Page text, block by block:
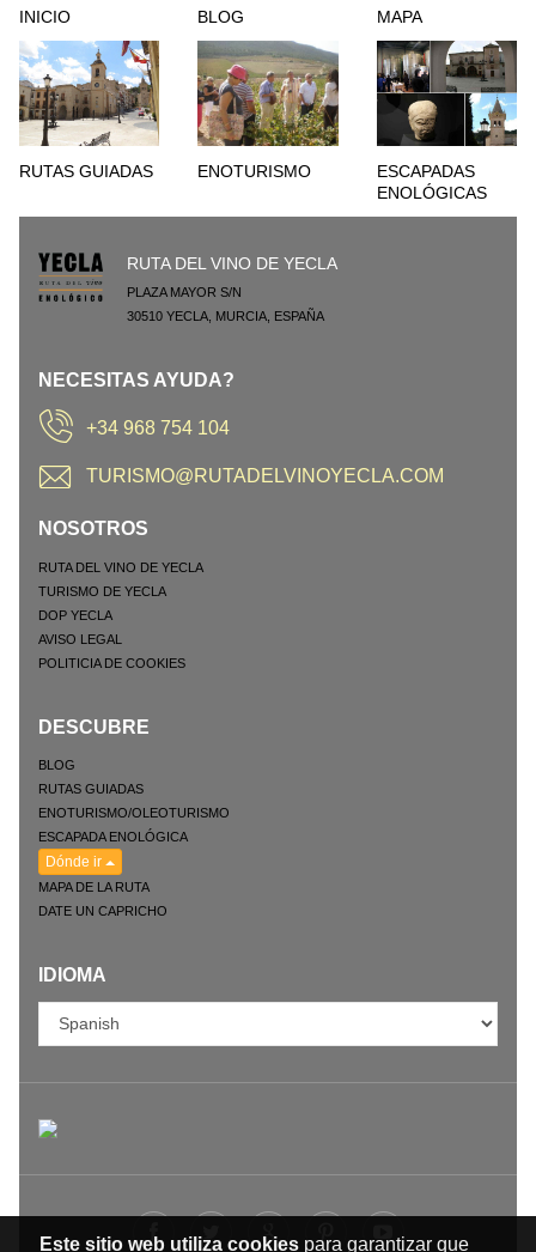
Este sitio web utiliza cookiespara garantizar que
INICIO BLOG MAPA
RUTAS GUIADAS ENOTURISMO
ESCAPADAS
ENOLÓGICAS
RUTA DEL VINO DE YECLA
PLAZA MAYOR S/N
30510 YECLA MURCIA ESPAÑA
NECESITAS AYUDA?
+34 968 754 104
TURISMO@RUTADELVINOYECLA.COM
NOSOTROS
RUTA DEL VINO DE YECLA
TURISMO DE YECLA
DOP YECLA
AVISO LEGAL
POLITICIA DE COOKIES
DESCUBRE
BLOG
RUTAS GUIADAS
ENOTURISMO/OLEOTURISMO
ESCAPADA ENOLÓGICA
Dónde ir
MAPA DE LA RUTA
DATE UN CAPRICHO
IDIOMA